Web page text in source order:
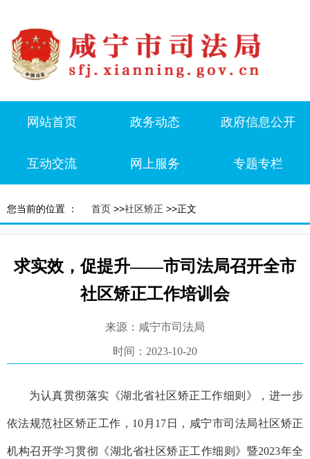
网站首页 政务动态 政府信息公开
互动交流 网上服务 专题专栏
您当前的位置 ： 首页 >>社区矫正 >>正文
求实效，促提升——市司法局召开全市
社区矫正工作培训会
来源：咸宁市司法局
时间：2023-10-20
为认真贯彻落实《湖北省社区矫正工作细则》，进一步
依法规范社区矫正工作，10月17日，咸宁市司法局社区矫正
机构召开学习贯彻《湖北省社区矫正工作细则》暨2023年全